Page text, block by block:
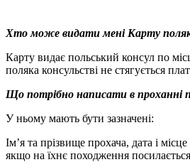
Хто може видати мені Карту
Карту видає польський консул по
поляка консульстві не стягується
Що потрібно написати в проханні
У ньому мають бути зазначені:
Ім’я та прізвище прохача, дата і
якщо на їхнє походження